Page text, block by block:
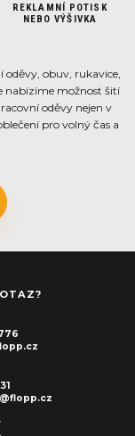
REKLAMNÍ POTISK
NEBO VÝŠIVKA
obuv, rukavice,
nabízíme možnost šití
oděvy nejen v
pro volný čas a